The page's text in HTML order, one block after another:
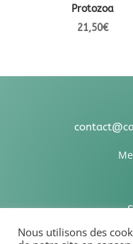
Protozoa
21,50€
Nous utilisons des